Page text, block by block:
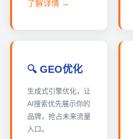
了解详情 →
🔍 GEO优化
生成式引擎优化，让
AI搜索优先展示你的
品牌，抢占未来流量
入口。